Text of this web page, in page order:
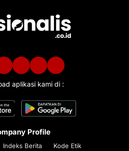
aplikasi kami di :
Profile
Indeks Berita Kode Etik